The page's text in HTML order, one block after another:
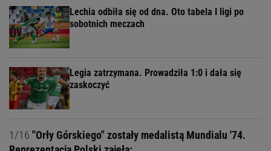
Lechia odbiła się od dna. Oto tabela I ligi po
sobotnich meczach
Legia zatrzymana. Prowadziła 1:0 i dała się
zaskoczyć
1/16 "Orły Górskiego" zostały medalistą Mundialu '74.